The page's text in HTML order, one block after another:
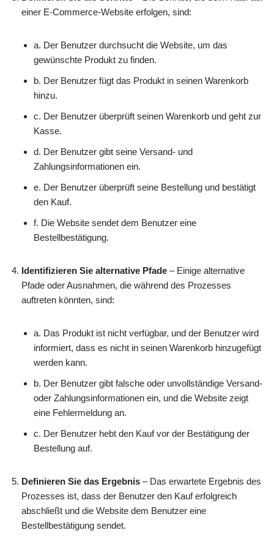
einer E-Commerce-Website erfolgen, sind:
a. Der Benutzer durchsucht die Website, um das
gewünschte Produkt zu finden.
b. Der Benutzer fügt das Produkt in seinen Warenkorb
hinzu.
c. Der Benutzer überprüft seinen Warenkorb und geht zur
Kasse.
d. Der Benutzer gibt seine Versand- und
Zahlungsinformationen ein.
e. Der Benutzer überprüft seine Bestellung und bestätigt
den Kauf.
f. Die Website sendet dem Benutzer eine
Bestellbestätigung.
Identifizieren Sie alternative Pfade – Einige alternative
Pfade oder Ausnahmen, die während des Prozesses
auftreten könnten, sind:
a. Das Produkt ist nicht verfügbar, und der Benutzer wird
informiert, dass es nicht in seinen Warenkorb hinzugefügt
werden kann.
b. Der Benutzer gibt falsche oder unvollständige Versand-
oder Zahlungsinformationen ein, und die Website zeigt
eine Fehlermeldung an.
c. Der Benutzer hebt den Kauf vor der Bestätigung der
Bestellung auf.
Definieren Sie das Ergebnis – Das erwartete Ergebnis des
Prozesses ist, dass der Benutzer den Kauf erfolgreich
abschließt und die Website dem Benutzer eine
Bestellbestätigung sendet.